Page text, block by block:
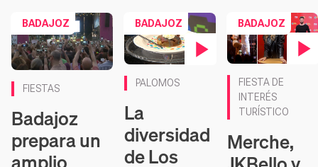
BADAJOZ
FIESTAS
Badajoz
prepara un
BADAJOZ
PALOMOS
La
diversidad
de Los
BADAJOZ
FIESTA DE
INTERÉS
TURÍSTICO
Merche,